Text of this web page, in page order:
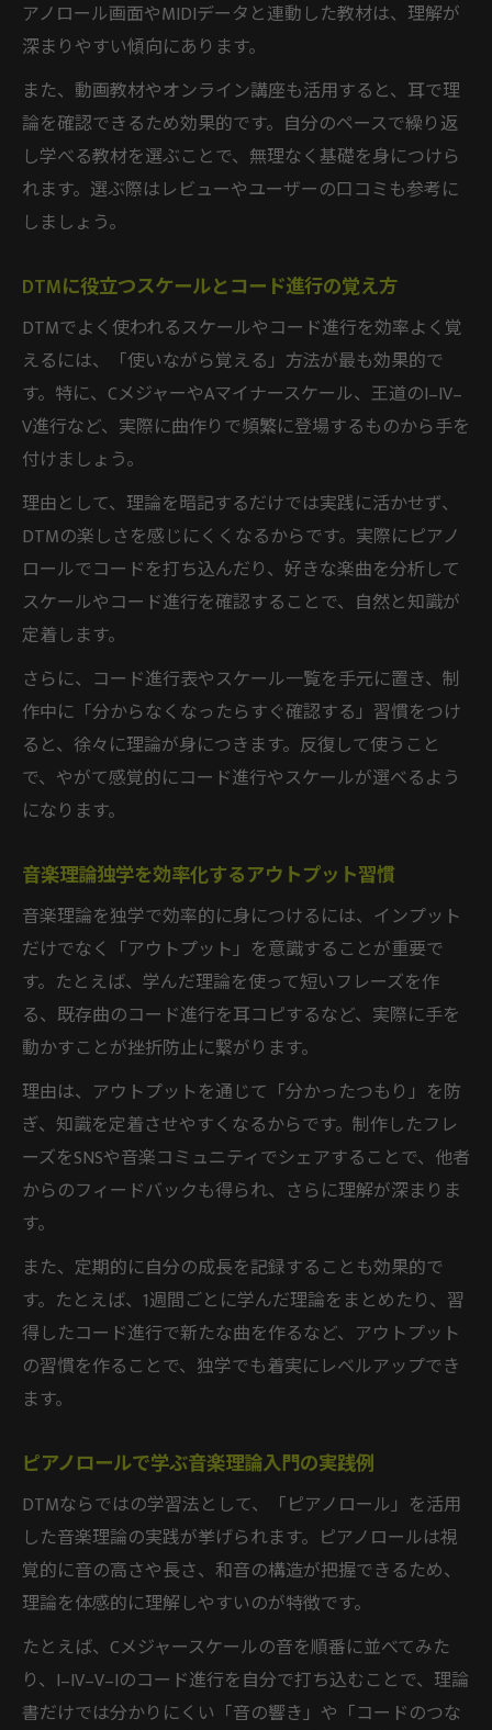
アノロール画面やMIDIデータと連動した教材は、理解が
深まりやすい傾向にあります。
また、動画教材やオンライン講座も活用すると、耳で理
論を確認できるため効果的です。自分のペースで繰り返
し学べる教材を選ぶことで、無理なく基礎を身につけら
れます。選ぶ際はレビューやユーザーの口コミも参考に
しましょう。
DTMに役立つスケールとコード進行の覚え方
DTMでよく使われるスケールやコード進行を効率よく覚
えるには、「使いながら覚える」方法が最も効果的で
す。特に、CメジャーやAマイナースケール、王道のI–IV–
V進行など、実際に曲作りで頻繁に登場するものから手を
付けましょう。
理由として、理論を暗記するだけでは実践に活かせず、
DTMの楽しさを感じにくくなるからです。実際にピアノ
ロールでコードを打ち込んだり、好きな楽曲を分析して
スケールやコード進行を確認することで、自然と知識が
定着します。
さらに、コード進行表やスケール一覧を手元に置き、制
作中に「分からなくなったらすぐ確認する」習慣をつけ
ると、徐々に理論が身につきます。反復して使うこと
で、やがて感覚的にコード進行やスケールが選べるよう
になります。
音楽理論独学を効率化するアウトプット習慣
音楽理論を独学で効率的に身につけるには、インプット
だけでなく「アウトプット」を意識することが重要で
す。たとえば、学んだ理論を使って短いフレーズを作
る、既存曲のコード進行を耳コピするなど、実際に手を
動かすことが挫折防止に繋がります。
理由は、アウトプットを通じて「分かったつもり」を防
ぎ、知識を定着させやすくなるからです。制作したフレ
ーズをSNSや音楽コミュニティでシェアすることで、他者
からのフィードバックも得られ、さらに理解が深まりま
す。
また、定期的に自分の成長を記録することも効果的で
す。たとえば、1週間ごとに学んだ理論をまとめたり、習
得したコード進行で新たな曲を作るなど、アウトプット
の習慣を作ることで、独学でも着実にレベルアップでき
ます。
ピアノロールで学ぶ音楽理論入門の実践例
DTMならではの学習法として、「ピアノロール」を活用
した音楽理論の実践が挙げられます。ピアノロールは視
覚的に音の高さや長さ、和音の構造が把握できるため、
理論を体感的に理解しやすいのが特徴です。
たとえば、Cメジャースケールの音を順番に並べてみた
り、I–IV–V–Iのコード進行を自分で打ち込むことで、理論
書だけでは分かりにくい「音の響き」や「コードのつな